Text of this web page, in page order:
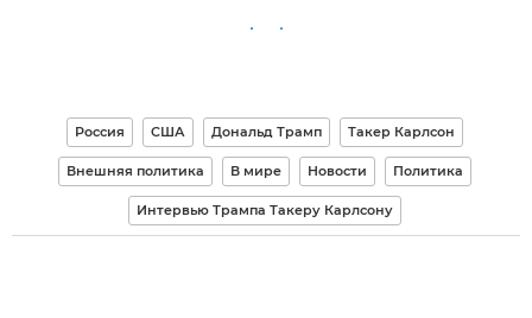
Россия США Дональд Трамп Такер Карлсон
Внешняя политика В мире Новости Политика
Интервью Трампа Такеру Карлсону